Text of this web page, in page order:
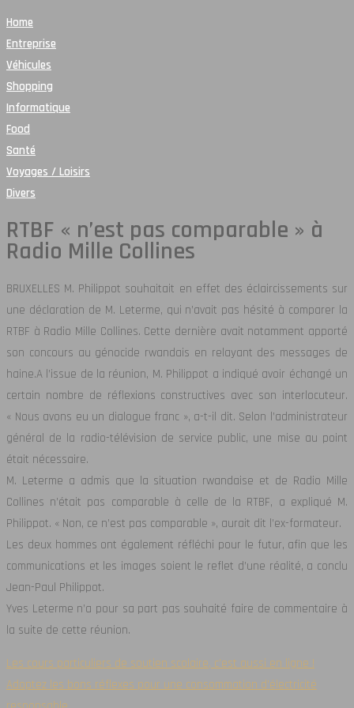
Home
Entreprise
Véhicules
Shopping
Informatique
Food
Santé
Voyages / Loisirs
Divers
RTBF « n’est pas comparable » à
Radio Mille Collines
BRUXELLES M. Philippot souhaitait en effet des éclaircissements sur
une déclaration de M. Leterme, qui n’avait pas hésité à comparer la
RTBF à Radio Mille Collines. Cette dernière avait notamment apporté
son concours au génocide rwandais en relayant des messages de
haine.A l’issue de la réunion, M. Philippot a indiqué avoir échangé un
certain nombre de réflexions constructives avec son interlocuteur.
« Nous avons eu un dialogue franc », a-t-il dit. Selon l’administrateur
général de la radio-télévision de service public, une mise au point
était nécessaire.
M. Leterme a admis que la situation rwandaise et de Radio Mille
Collines n’était pas comparable à celle de la RTBF, a expliqué M.
Philippot. « Non, ce n’est pas comparable », aurait dit l’ex-formateur.
Les deux hommes ont également réfléchi pour le futur, afin que les
communications et les images soient le reflet d’une réalité, a conclu
Jean-Paul Philippot.
Yves Leterme n’a pour sa part pas souhaité faire de commentaire à
la suite de cette réunion.
Les cours particuliers de soutien scolaire, c’est aussi en ligne !
Adoptez les bons réflexes pour une consommation d’électricité